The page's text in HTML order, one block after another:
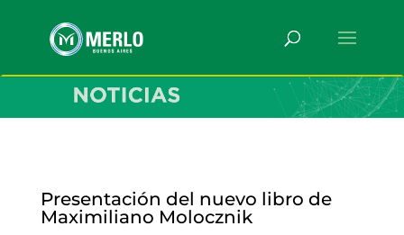
Presentación del nuevo libro de
Maximiliano Molocznik